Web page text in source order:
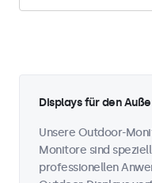
Displays für den
Unsere Outdoor-
Monitore sind
professionellen